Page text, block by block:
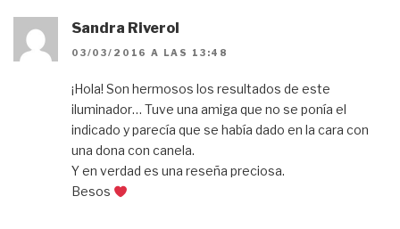
Sandra Riverol
03/03/2016 A LAS 13:48
¡Hola! Son hermosos los resultados de este
iluminador… Tuve una amiga que no se ponía el
indicado y parecía que se había dado en la cara con
una dona con canela.
Y en verdad es una reseña preciosa.
Besos